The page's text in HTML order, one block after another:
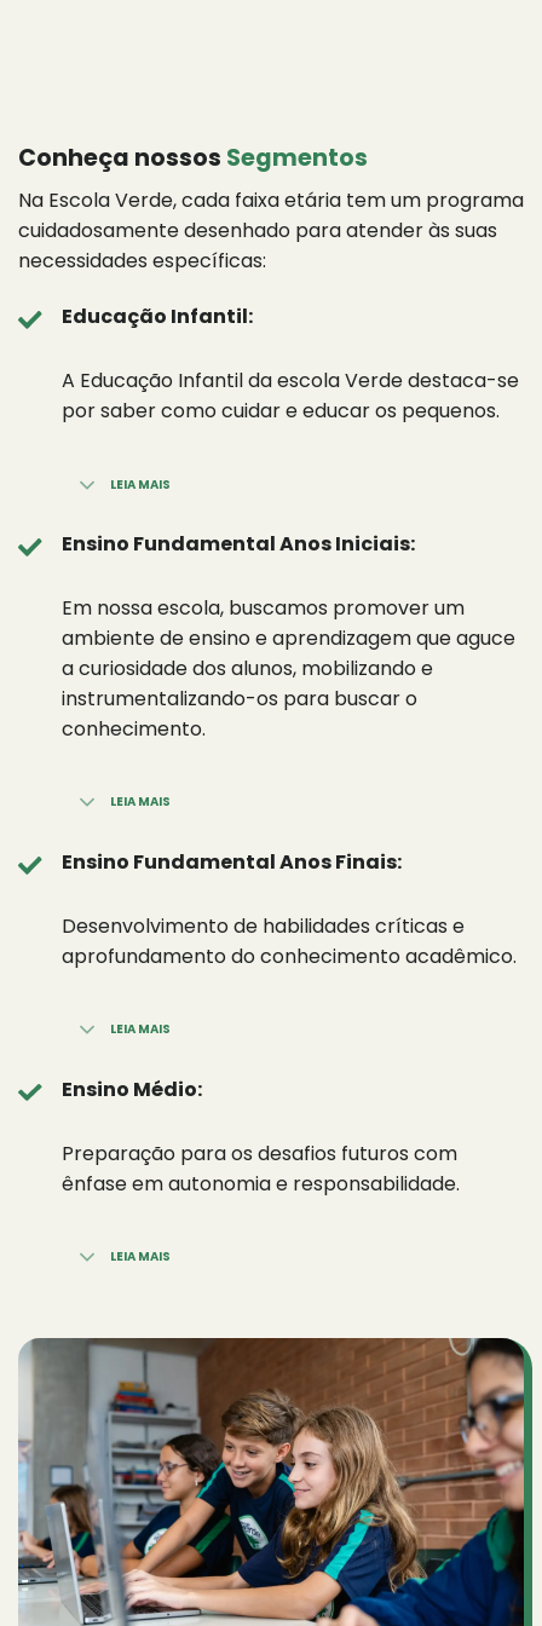
Conheça nossos Segmentos
Na Escola Verde, cada faixa etária tem um programa
cuidadosamente desenhado para atender às suas
necessidades específicas:
Educação Infantil:
A Educação Infantil da escola Verde destaca-se
por saber como cuidar e educar os pequenos.
LEIA MAIS
Ensino Fundamental Anos Iniciais:
Em nossa escola, buscamos promover um
ambiente de ensino e aprendizagem que aguce
a curiosidade dos alunos, mobilizando e
instrumentalizando-os para buscar o
conhecimento.
LEIA MAIS
Ensino Fundamental Anos Finais:
Desenvolvimento de habilidades críticas e
aprofundamento do conhecimento acadêmico.
LEIA MAIS
Ensino Médio:
Preparação para os desafios futuros com
ênfase em autonomia e responsabilidade.
LEIA MAIS